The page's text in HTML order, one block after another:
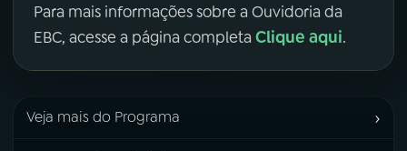
Para mais informações sobre a Ouvidoria da
EBC, acesse a página completa Clique aqui.
Veja mais do Programa ›